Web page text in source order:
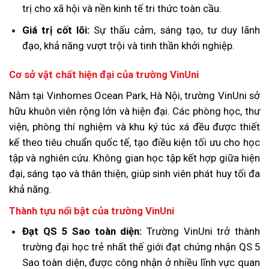
trị cho xã hội và nền kinh tế tri thức toàn cầu.
Giá trị cốt lõi: Sự thấu cảm, sáng tạo, tư duy lãnh
đạo, khả năng vượt trội và tinh thần khởi nghiệp.
Cơ sở vật chất hiện đại của trường VinUni
Nằm tại Vinhomes Ocean Park, Hà Nội, trường VinUni sở
hữu khuôn viên rộng lớn và hiện đại. Các phòng học, thư
viện, phòng thí nghiệm và khu ký túc xá đều được thiết
kế theo tiêu chuẩn quốc tế, tạo điều kiện tối ưu cho học
tập và nghiên cứu. Không gian học tập kết hợp giữa hiện
đại, sáng tạo và thân thiện, giúp sinh viên phát huy tối đa
khả năng.
Thành tựu nổi bật của trường VinUni
Đạt QS 5 Sao toàn diện: Trường VinUni trở thành
trường đại học trẻ nhất thế giới đạt chứng nhận QS 5
Sao toàn diện, được công nhận ở nhiều lĩnh vực quan